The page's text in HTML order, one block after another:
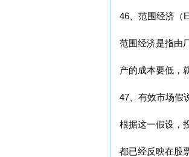
46、范围经济（
范围经济是指由
产的成本要低，
47、有效市场假
根据这一假设，
都已经反映在股